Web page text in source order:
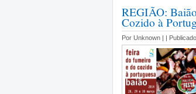
REGIÃO:
Cozido à
Por Unknown | |